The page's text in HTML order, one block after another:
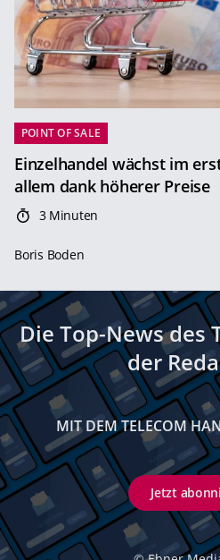
POINT OF SALE
Einzelhandel wächst im
allem dank höherer Preise
3 Minuten
Boris Boden
Die Top-News des
der
MIT DEM TELECOM
Jetzt